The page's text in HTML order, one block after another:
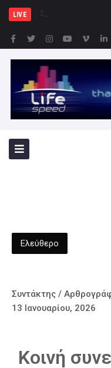
LIVE Σύλληψη 46χρονης
Ελεύθερο
Συντάκτης /
13 Ιανουαρίου, 2026
Κοινή